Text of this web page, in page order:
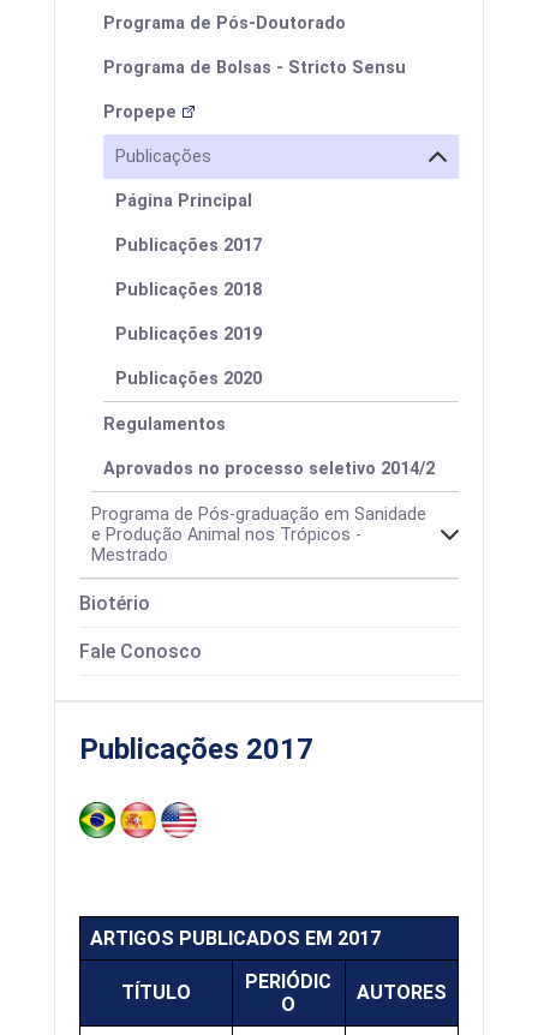
Educacionais
Programa de Pós-Doutorado
Programa de Bolsas - Stricto Sensu
Propepe
Publicações
Página Principal
Publicações 2017
Publicações 2018
Publicações 2019
Publicações 2020
Regulamentos
Aprovados no processo seletivo 2014/2
Programa de Pós-graduação em Sanidade
e Produção Animal nos Trópicos -
Mestrado
Biotério
Fale Conosco
Publicações 2017
ARTIGOS PUBLICADOS EM 2017
TÍTULO
PERIÓDIC
O
AUTORES